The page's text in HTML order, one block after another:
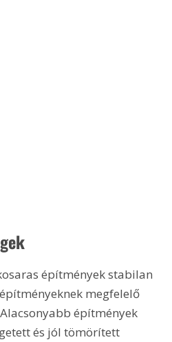
építmények stabilan
megfelelő
építmények
és jól tömörített